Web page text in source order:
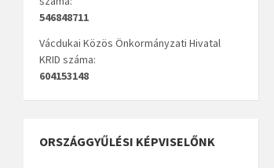
546848711
Vácdukai Közös Önkormányzati Hivatal
KRID száma:
604153148
ORSZÁGGYŰLÉSI KÉPVISELŐNK